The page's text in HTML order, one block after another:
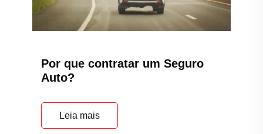
Por que contratar um Seguro
Auto?
Leia mais